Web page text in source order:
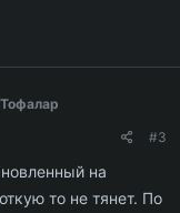
#3
на
то не тянет. По